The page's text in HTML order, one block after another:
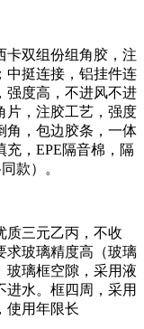
卡双组份组角胶，注
中挺连接，铝挂件连
强度高，不进风不进
片，注胶工艺，强度
角，包边胶条，一体
，EPE隔音棉，隔
款）。
质三元乙丙，不收
求玻璃精度高（玻璃
玻璃框空隙，采用液
进水。框四周，采用
使用年限长